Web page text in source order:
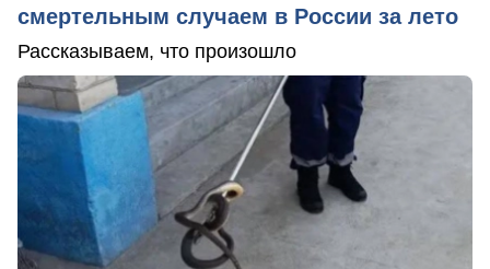
смертельным случаем в России за лето
Рассказываем, что произошло